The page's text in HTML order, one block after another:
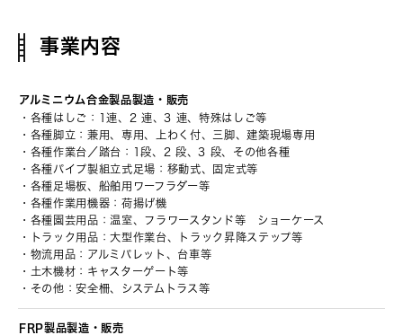
事業内容
アルミニウム合金製品製造・販売
各種はしご：1連、2 連、3 連、特殊はしご等
各種脚立：兼用、専用、上わく付、三脚、建築現場専用
各種作業台／踏台：1段、2 段、3 段、その他各種
各種パイプ製組立式足場：移動式、固定式等
各種足場板、船舶用ワーフラダー等
各種作業用機器：荷揚げ機
各種園芸用品：温室、フラワースタンド等 ショーケース
トラック用品：大型作業台、トラック昇降ステップ等
物流用品：アルミパレット、台車等
土木機材：キャスターゲート等
その他：安全柵、システムトラス等
FRP製品製造・販売